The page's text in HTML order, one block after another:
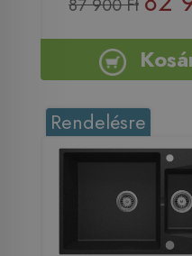
87 900 Ft
Rendelésre